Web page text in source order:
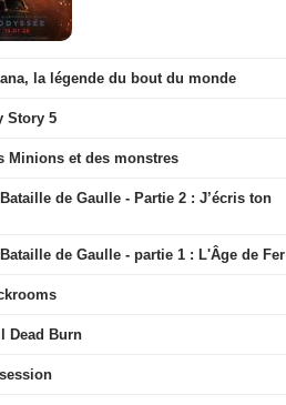
la légende du bout du monde
Story 5
Minions et des monstres
de Gaulle - Partie 2 : J’écris ton
de Gaulle - partie 1 : L'Âge de Fer
Dead Burn